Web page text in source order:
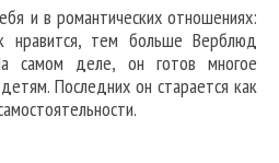
и в романтических отношениях:
нравится, тем больше Верблюд
самом деле, он готов многое
Последних он старается как